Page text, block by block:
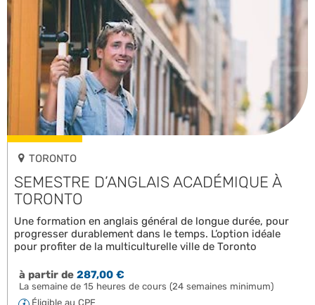
TORONTO
SEMESTRE D’ANGLAIS ACADÉMIQUE À
TORONTO
Une formation en anglais général de longue durée, pour
progresser durablement dans le temps. L’option idéale
pour profiter de la multiculturelle ville de Toronto
à partir de287,00 €
La semaine de 15 heures de cours (24 semaines minimum)
Éligible au CPF